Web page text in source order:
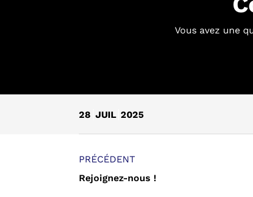
Vous avez une
28 JUIL 2025
PRÉCÉDENT
Rejoignez-nous !